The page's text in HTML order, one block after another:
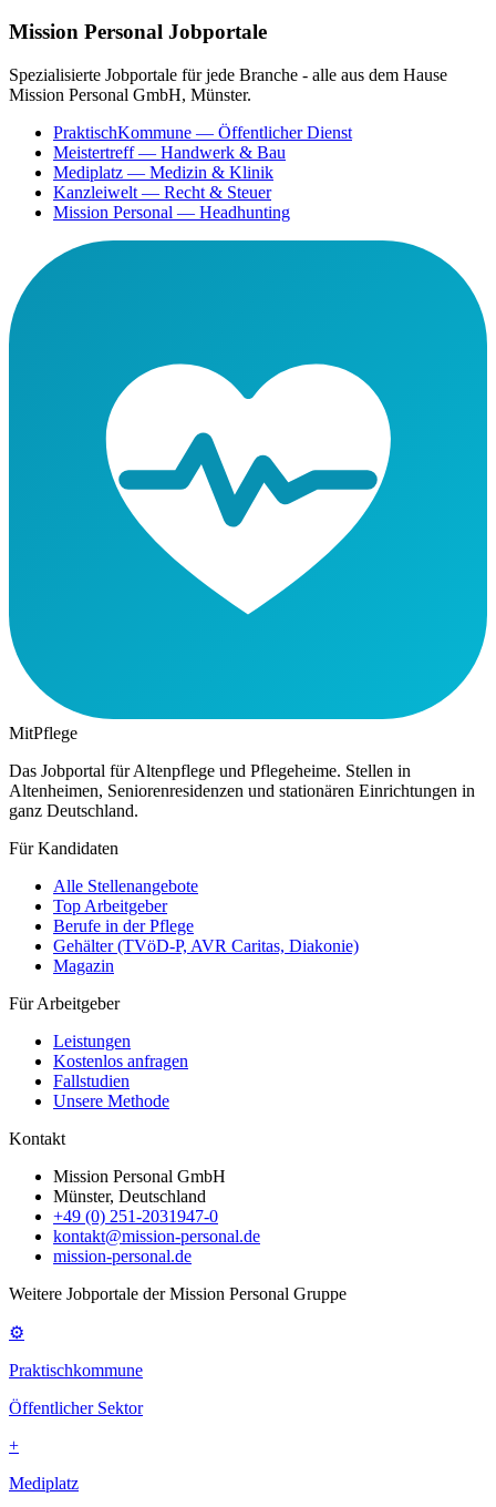
Mission Personal Jobportale
Spezialisierte Jobportale für jede Branche - alle aus dem Hause
Mission Personal GmbH, Münster.
PraktischKommune — Öffentlicher Dienst
Meistertreff— Handwerk & Bau
Mediplatz — Medizin & Klinik
Kanzleiwelt — Recht & Steuer
Mission Personal — Headhunting
MitPflege
Das Jobportal für Altenpflege und Pflegeheime. Stellen in
Altenheimen, Seniorenresidenzen und stationären Einrichtungen in
ganz Deutschland.
Für Kandidaten
Alle Stellenangebote
Top Arbeitgeber
Berufe in der Pflege
Gehälter (TVöD-P, AVR Caritas, Diakonie)
Magazin
Für Arbeitgeber
Leistungen
Kostenlos anfragen
Fallstudien
Unsere Methode
Kontakt
Mission Personal GmbH
Münster, Deutschland
+49 (0) 251-2031947-0
kontakt@mission-personal.de
mission-personal.de
Weitere Jobportale der Mission Personal Gruppe
⚙
Praktischkommune
Öffentlicher Sektor
+
Mediplatz